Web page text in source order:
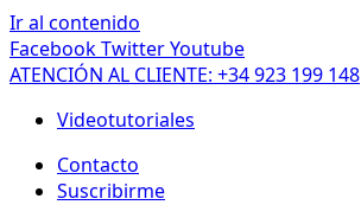
Ir al contenido
FacebookTwitterYoutube
ATENCIÓN AL CLIENTE: +34 923 199 148
Videotutoriales
Contacto
Suscribirme